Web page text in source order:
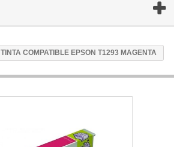
TINTA COMPATIBLE EPSON T1293 MAGENTA